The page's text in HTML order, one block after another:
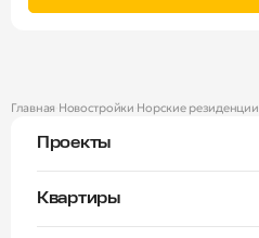
Главная Новостройки Норские резиденции
Проекты
Тверицы
Квартиры